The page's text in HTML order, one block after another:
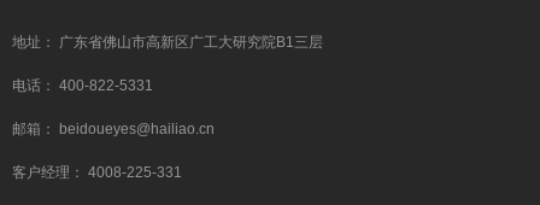
地址： 广东省佛山市高新区广工大研究院B1三层
电话： 400-822-5331
邮箱： beidoueyes@hailiao.cn
客户经理： 4008-225-331